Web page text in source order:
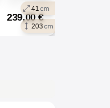
41 cm
203cm
239,00€